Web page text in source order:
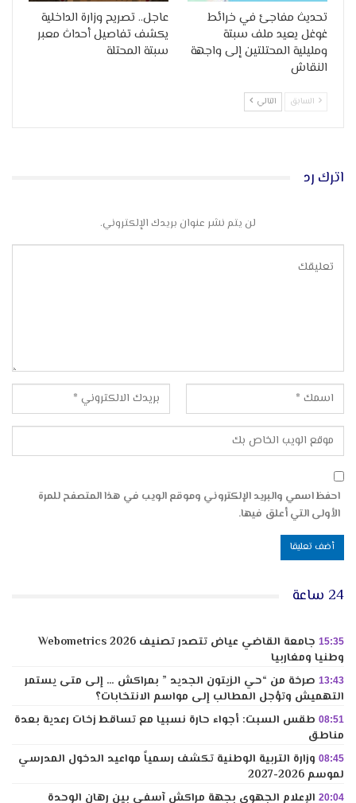
تحديث مفاجئ في خرائط
غوغل يعيد ملف سبتة
ومليلية المحتلتين إلى واجهة
النقاش
عاجل.. تصريح وزارة الداخلية
يكشف تفاصيل أحداث معبر
سبتة المحتلة
السابق التالي
اترك رد
لن يتم نشر عنوان بريدك الإلكتروني.
احفظ اسمي والبريد الإلكتروني وموقع الويب في هذا المتصفح للمرة
الأولى التي أعلق فيها.
24 ساعة
15:35
جامعة القاضي عياض تتصدر تصنيف Webometrics 2026
وطنيا ومغاربيا
13:43 صرخة من “حي الزيتون الجديد ” بمراكش … إلى متى يستمر
التهميش وتؤجل المطالب إلى مواسم الانتخابات؟
08:51 طقس السبت: أجواء حارة نسبيا مع تساقط زخات رعدية بعدة
مناطق
08:45 وزارة التربية الوطنية تكشف رسمياً مواعيد الدخول المدرسي
لموسم 2026-2027
20:04 الإعلام الجهوي بجهة مراكش آسفي بين رهان الوحدة